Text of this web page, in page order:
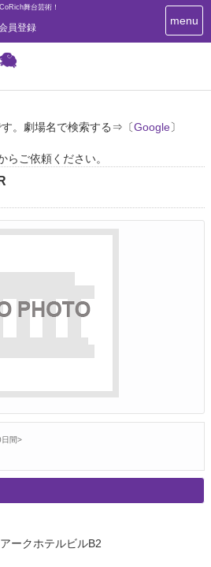
舞台芸術！
員登録
T
o
a
t
i
menu
。劇場名で検索する⇒〔Google〕
らご依頼ください。
間>
ークホテルビルB2